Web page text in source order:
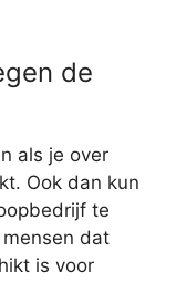
de
als je over
Ook dan kun
te
dat
is voor